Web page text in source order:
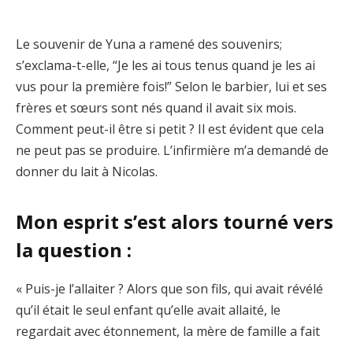
Le souvenir de Yuna a ramené des souvenirs;
s’exclama-t-elle, “Je les ai tous tenus quand je les ai
vus pour la première fois!” Selon le barbier, lui et ses
frères et sœurs sont nés quand il avait six mois.
Comment peut-il être si petit ? Il est évident que cela
ne peut pas se produire. L’infirmière m’a demandé de
donner du lait à Nicolas.
Mon esprit s’est alors tourné vers
la question :
« Puis-je l’allaiter ? Alors que son fils, qui avait révélé
qu’il était le seul enfant qu’elle avait allaité, le
regardait avec étonnement, la mère de famille a fait